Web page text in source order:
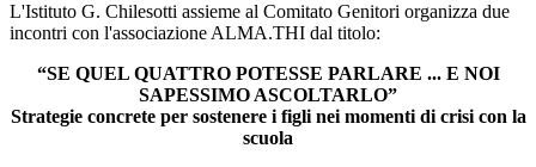
L'Istituto G. Chilesotti assieme al Comitato Genitori organizza due
incontri con l'associazione ALMA.THI dal titolo:
“SE QUEL QUATTRO POTESSE PARLARE ... E NOI
SAPESSIMO ASCOLTARLO”
Strategie concrete per sostenere i figli nei momenti di crisi con la
scuola